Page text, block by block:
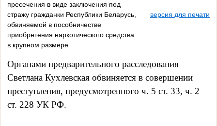
пресечения в виде заключения под
стражу гражданки Республики Беларусь,
обвиняемой в пособничестве
приобретения наркотического средства
в крупном размере
версия для печати
Органами предварительного расследования
Светлана Кухлевская обвиняется в совершении
преступления, предусмотренного ч. 5 ст. 33, ч. 2
ст. 228 УК РФ.